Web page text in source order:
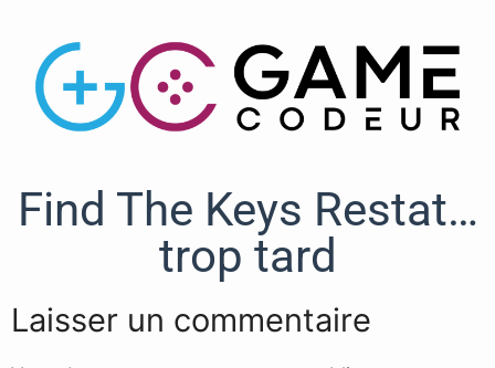
Find The Keys Restat…
trop tard
Laisser un commentaire